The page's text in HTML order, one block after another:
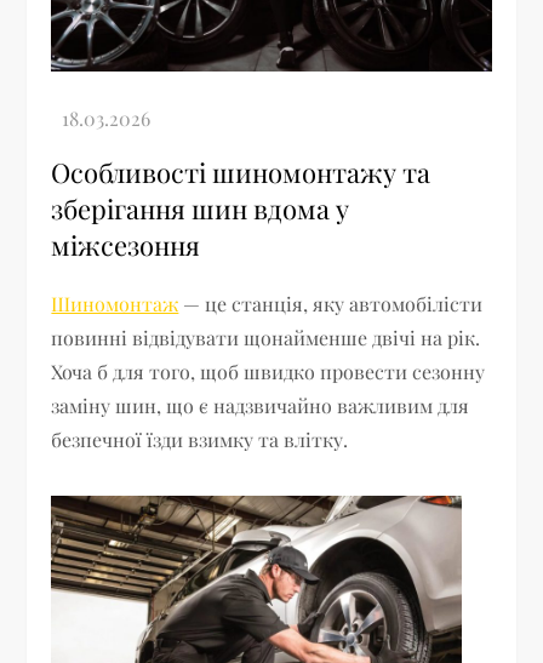
Особливості шиномонтажу та
зберігання шин вдома у
міжсезоння
Шиномонтаж — це станція, яку автомобілісти
повинні відвідувати щонайменше двічі на рік.
Хоча б для того, щоб швидко провести сезонну
заміну шин, що є надзвичайно важливим для
безпечної їзди взимку та влітку.